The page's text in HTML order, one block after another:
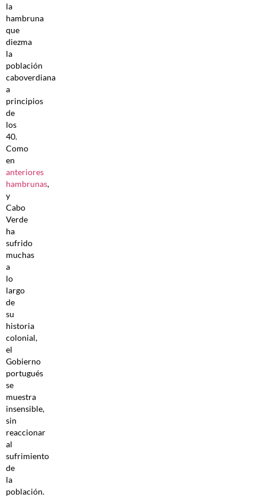
la
hambruna
que
diezma
la
población
caboverdiana
a
principios
de
los
40.
Como
en
anteriores
hambrunas,
y
Cabo
Verde
ha
sufrido
muchas
a
lo
largo
de
su
historia
colonial,
el
Gobierno
portugués
se
muestra
insensible,
sin
reaccionar
al
sufrimiento
de
la
población.